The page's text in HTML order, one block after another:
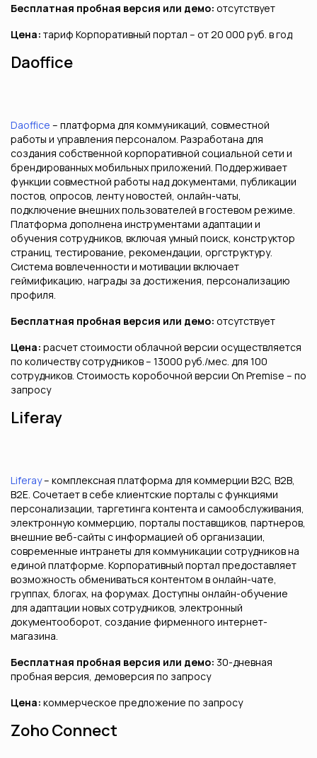
Бесплатная пробная версия или демо: отсутствует
Цена: тариф Корпоративный портал – от 20 000 руб. в год
Daoffice
Daoffice – платформа для коммуникаций, совместной
работы и управления персоналом. Разработана для
создания собственной корпоративной социальной сети и
брендированных мобильных приложений. Поддерживает
функции совместной работы над документами, публикации
постов, опросов, ленту новостей, онлайн-чаты,
подключение внешних пользователей в гостевом режиме.
Платформа дополнена инструментами адаптации и
обучения сотрудников, включая умный поиск, конструктор
страниц, тестирование, рекомендации, оргструктуру.
Система вовлеченности и мотивации включает
геймификацию, награды за достижения, персонализацию
профиля.
Бесплатная пробная версия или демо: отсутствует
Цена: расчет стоимости облачной версии осуществляется
по количеству сотрудников – 13000 руб./мес. для 100
сотрудников. Стоимость коробочной версии On Premise – по
запросу
Liferay
Liferay– комплексная платформа для коммерции B2C, B2B,
B2E. Сочетает в себе клиентские порталы с функциями
персонализации, таргетинга контента и самообслуживания,
электронную коммерцию, порталы поставщиков, партнеров,
внешние веб-сайты с информацией об организации,
современные интранеты для коммуникации сотрудников на
единой платформе. Корпоративный портал предоставляет
возможность обмениваться контентом в онлайн-чате,
группах, блогах, на форумах. Доступны онлайн-обучение
для адаптации новых сотрудников, электронный
документооборот, создание фирменного интернет-
магазина.
Бесплатная пробная версия или демо: 30-дневная
пробная версия, демоверсия по запросу
Цена: коммерческое предложение по запросу
Zoho Connect